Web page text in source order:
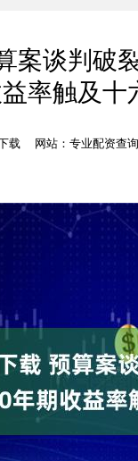
案谈判破
率触及十
载 网站：专业配资查